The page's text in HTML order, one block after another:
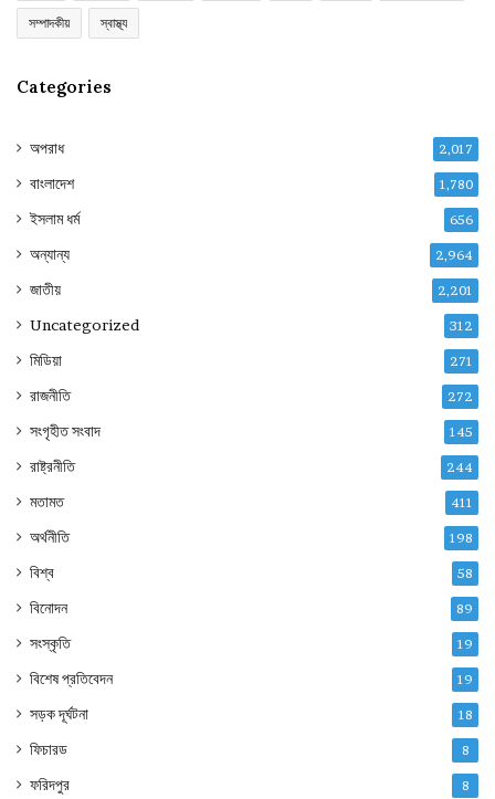
সম্পাদকীয় স্বাস্থ্য
Categories
অপরাধ 2,017
বাংলাদেশ 1,780
ইসলাম ধর্ম 656
অন্যান্য 2,964
জাতীয় 2,201
Uncategorized 312
মিডিয়া 271
রাজনীতি 272
সংগৃহীত সংবাদ 145
রাষ্ট্রনীতি 244
মতামত 411
অর্থনীতি 198
বিশ্ব 58
বিনোদন 89
সংস্কৃতি 19
বিশেষ প্রতিবেদন 19
সড়ক দূর্ঘটনা 18
ফিচারড 8
ফরিদপুর 8